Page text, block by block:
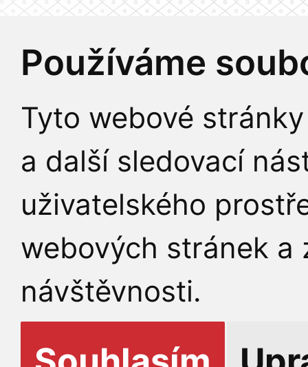
Používáme
Tyto webové
a další sledovací
uživatelského
webových stránek a
návštěvnosti.